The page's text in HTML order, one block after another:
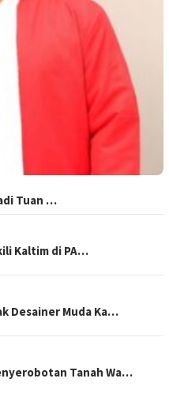
Tuan …
Kaltim di PA…
Desainer Muda Ka…
Tanah Wa…